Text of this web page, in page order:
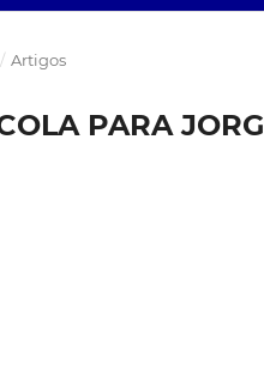
/ Artigos
PARA